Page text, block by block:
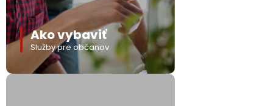
Ako vybaviť
Služby pre občanov